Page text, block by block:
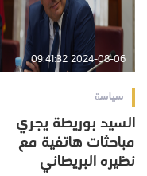
2024-08-06 09:41:32
سياسة
السيد بوريطة يجري
مباحثات هاتفية مع
نظيره البريطاني